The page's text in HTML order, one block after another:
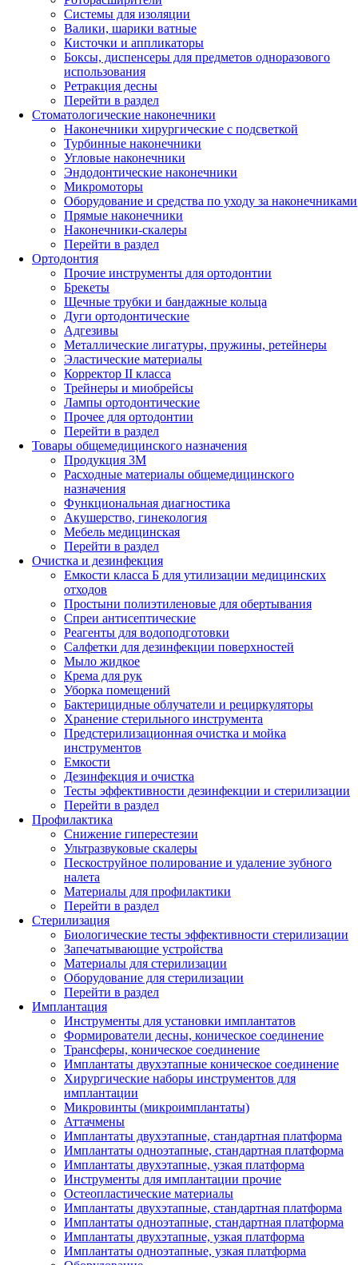
Системы для изоляции
Валики, шарики ватные
Кисточки и аппликаторы
Боксы, диспенсеры для предметов одноразового
использования
Ретракция десны
Перейти в раздел
Стоматологические наконечники
Наконечники хирургические с подсветкой
Турбинные наконечники
Угловые наконечники
Эндодонтические наконечники
Микромоторы
Оборудование и средства по уходу за наконечниками
Прямые наконечники
Наконечники-скалеры
Перейти в раздел
Ортодонтия
Прочие инструменты для ортодонтии
Брекеты
Щечные трубки и бандажные кольца
Дуги ортодонтические
Адгезивы
Металлические лигатуры, пружины, ретейнеры
Эластические материалы
Корректор II класса
Трейнеры и миобрейсы
Лампы ортодонтические
Прочее для ортодонтии
Перейти в раздел
Товары общемедицинского назначения
Продукция 3М
Расходные материалы общемедицинского
назначения
Функциональная диагностика
Акушерство, гинекология
Мебель медицинская
Перейти в раздел
Очистка и дезинфекция
Емкости класса Б для утилизации медицинских
отходов
Простыни полиэтиленовые для обертывания
Спреи антисептические
Реагенты для водоподготовки
Салфетки для дезинфекции поверхностей
Мыло жидкое
Крема для рук
Уборка помещений
Бактерицидные облучатели и рециркуляторы
Хранение стерильного инструмента
Предстерилизационная очистка и мойка
инструментов
Емкости
Дезинфекция и очистка
Тесты эффективности дезинфекции и стерилизации
Перейти в раздел
Профилактика
Снижение гиперестезии
Ультразвуковые скалеры
Пескоструйное полирование и удаление зубного
налета
Материалы для профилактики
Перейти в раздел
Стерилизация
Биологические тесты эффективности стерилизации
Запечатывающие устройства
Материалы для стерилизации
Оборудование для стерилизации
Перейти в раздел
Имплантация
Инструменты для установки имплантатов
Формирователи десны, коническое соединение
Трансферы, коническое соединение
Имплантаты двухэтапные коническое соединение
Хирургические наборы инструментов для
имплантации
Микровинты (микроимплантаты)
Аттачмены
Имплантаты двухэтапные, стандартная платформа
Имплантаты одноэтапные, стандартная платформа
Имплантаты двухэтапные, узкая платформа
Инструменты для имплантации прочие
Остеопластические материалы
Имплантаты двухэтапные, стандартная платформа
Имплантаты одноэтапные, стандартная платформа
Имплантаты двухэтапные, узкая платформа
Имплантаты одноэтапные, узкая платформа